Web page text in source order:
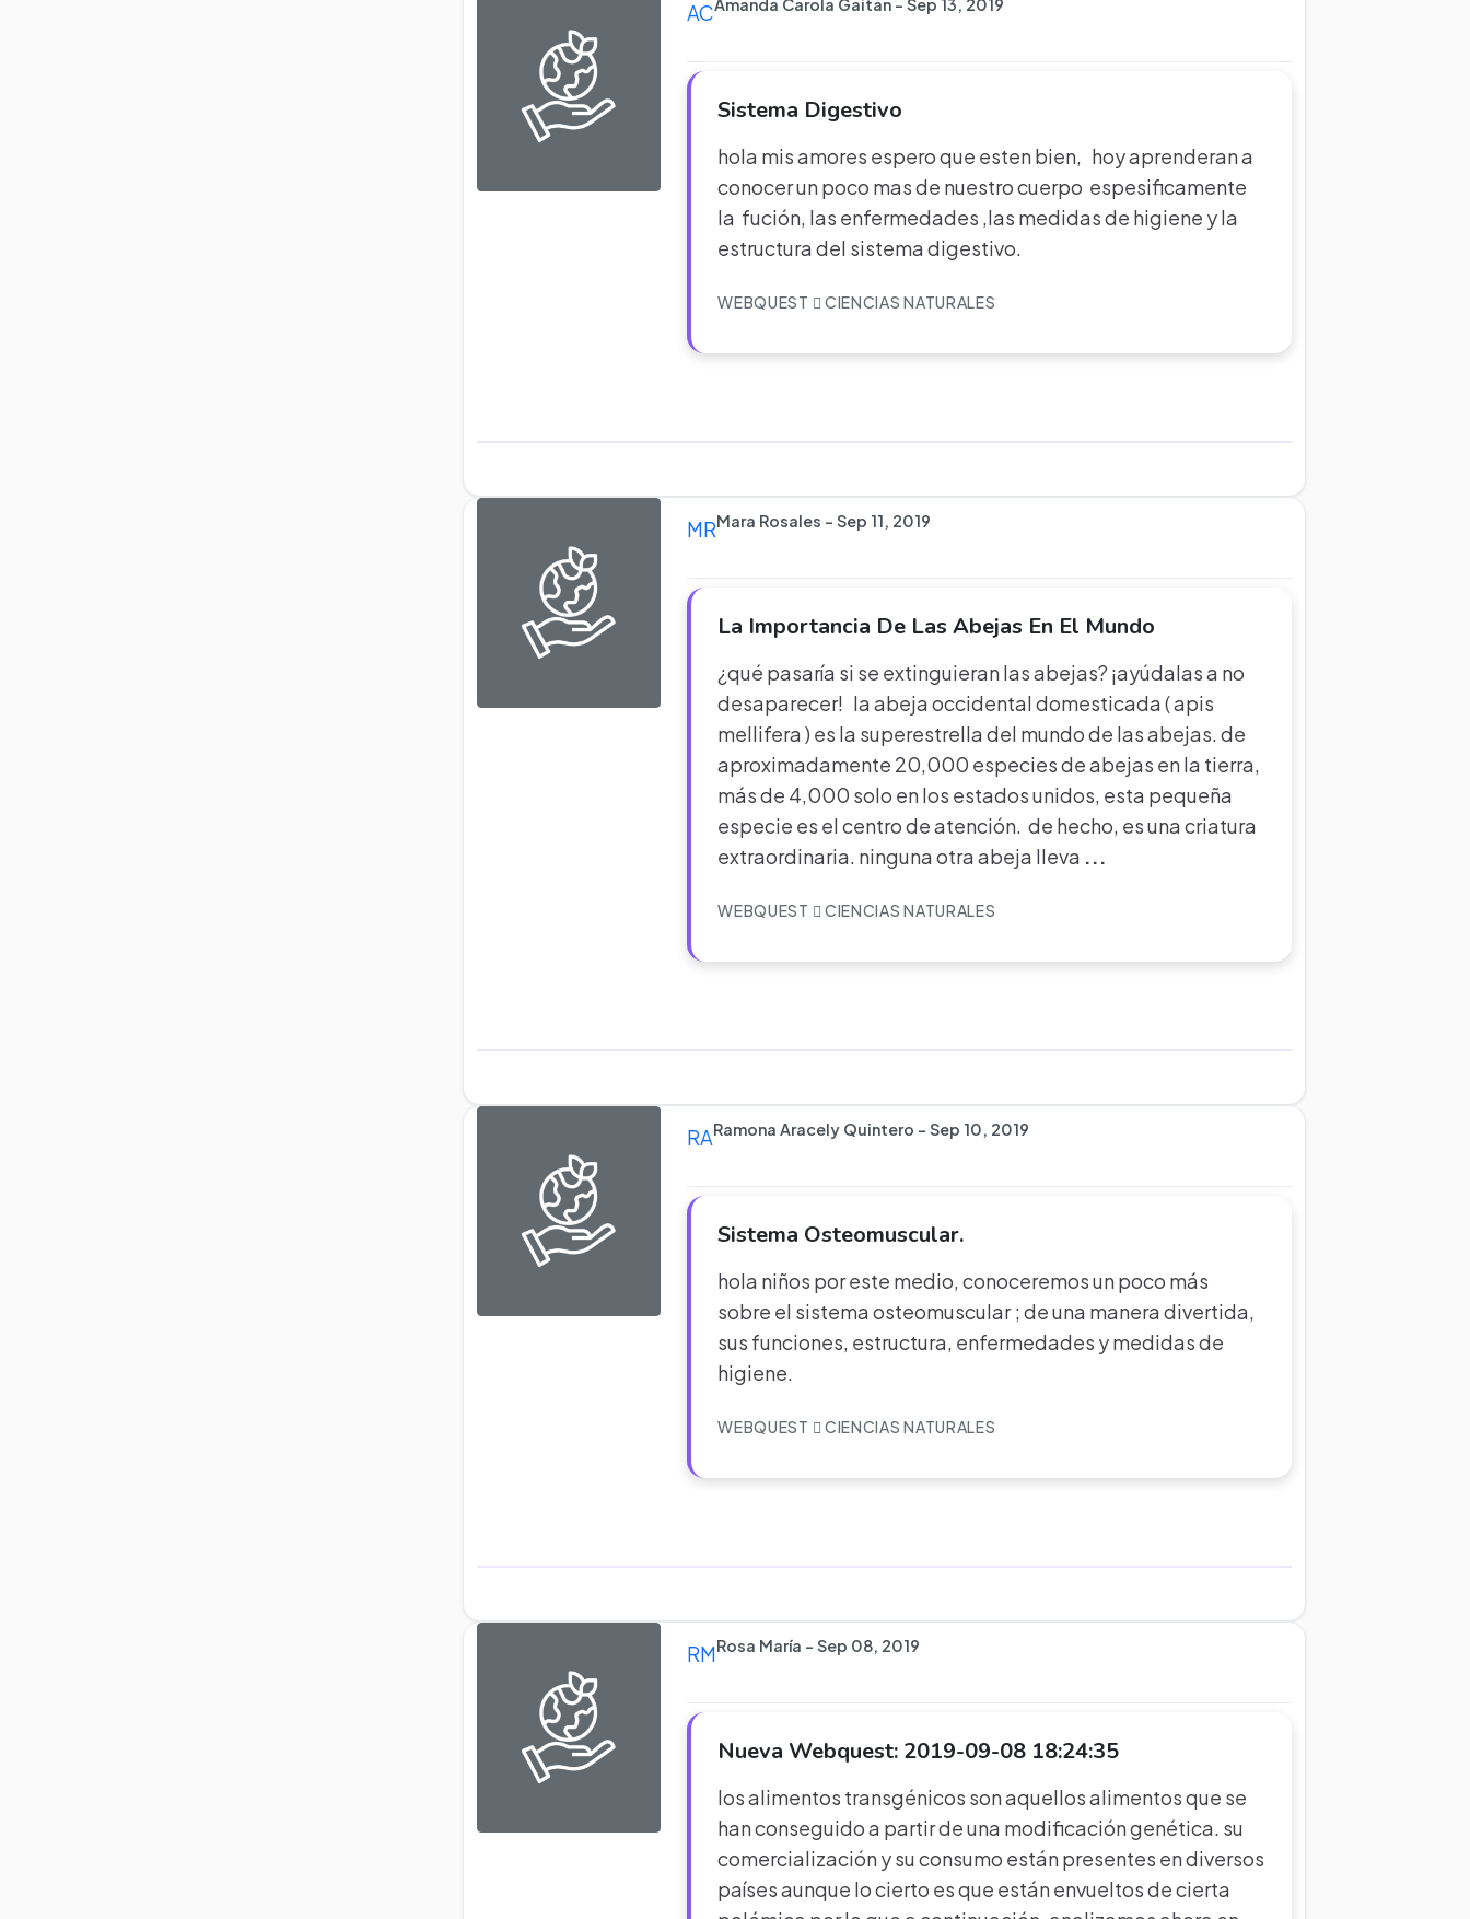
ACAmanda Carola Gaitán - Sep 13, 2019
Sistema Digestivo
hola mis amores espero que esten bien, hoy aprenderan a
conocer un poco mas de nuestro cuerpo espesificamente
la fución, las enfermedades ,las medidas de higiene y la
estructura del sistema digestivo.
WEBQUEST CIENCIAS NATURALES
MRMara Rosales - Sep 11, 2019
La Importancia De Las Abejas En El Mundo
¿qué pasaría si se extinguieran las abejas? ¡ayúdalas a no
desaparecer! la abeja occidental domesticada ( apis
mellifera ) es la superestrella del mundo de las abejas. de
aproximadamente 20,000 especies de abejas en la tierra,
más de 4,000 solo en los estados unidos, esta pequeña
especie es el centro de atención. de hecho, es una criatura
extraordinaria. ninguna otra abeja lleva ...
WEBQUEST CIENCIAS NATURALES
RARamona Aracely Quintero - Sep 10, 2019
Sistema Osteomuscular.
hola niños por este medio, conoceremos un poco más
sobre el sistema osteomuscular ; de una manera divertida,
sus funciones, estructura, enfermedades y medidas de
higiene.
WEBQUEST CIENCIAS NATURALES
RMRosa María - Sep 08, 2019
Nueva Webquest: 2019-09-08 18:24:35
los alimentos transgénicos son aquellos alimentos que se
han conseguido a partir de una modificación genética. su
comercialización y su consumo están presentes en diversos
países aunque lo cierto es que están envueltos de cierta